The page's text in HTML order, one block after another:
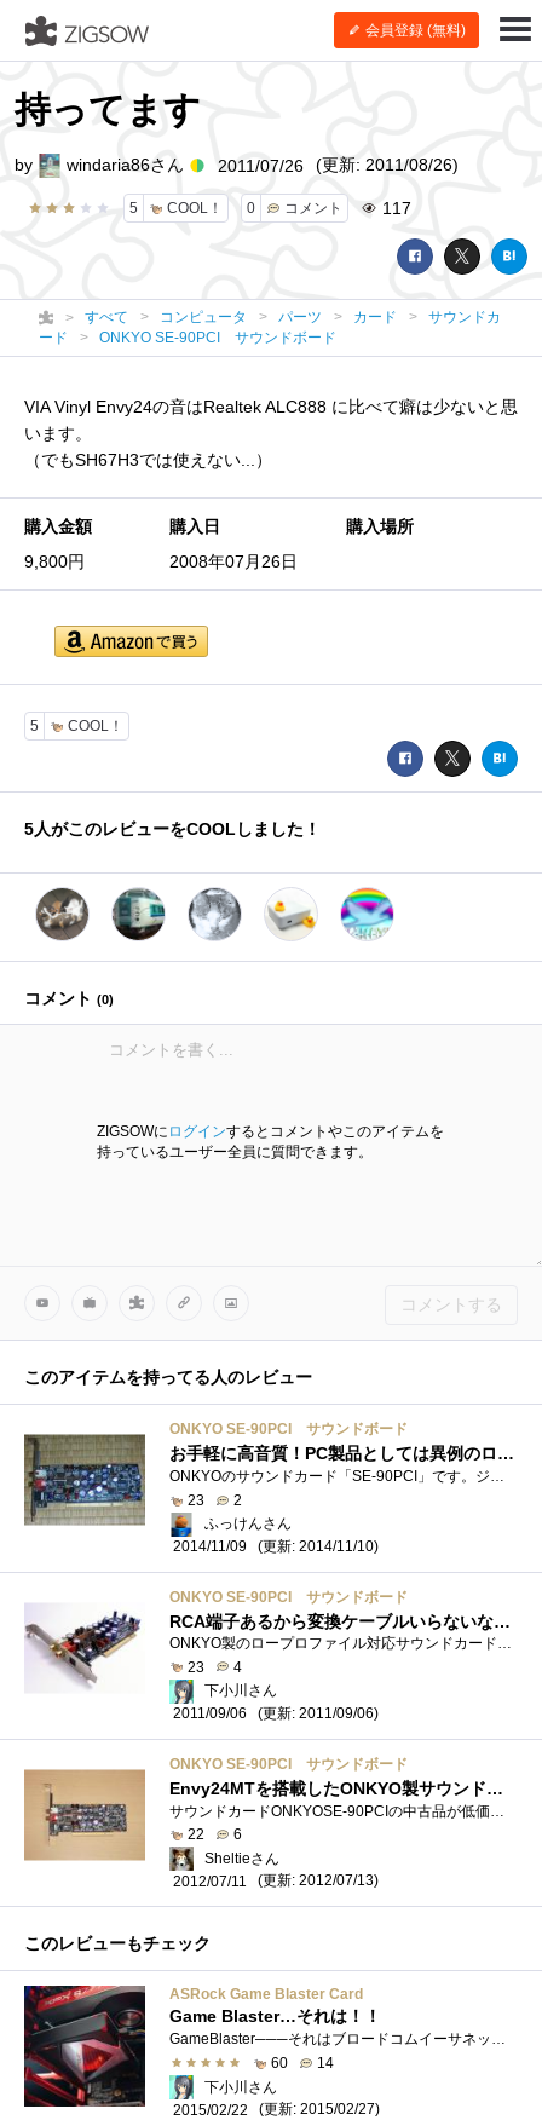
会員登録 (無料)
持ってます
5 COOL！ 0 コメント 117
by windaria86さん 2011/07/26 (更新: 2011/08/26)
すべて コンピュータ パーツ カード
サウンドカ
ード
ONKYO SE-90PCI サウンドボード
VIA Vinyl Envy24の音はRealtek ALC888 に比べて癖は少ないと思
います。
（でもSH67H3では使えない...）
購入金額
9,800円
購入日
2008年07月26日
購入場所
5 COOL！
5人がこのレビューをCOOLしました！
コメント (0)
ZIGSOWに ログインするとコメントやこのアイテムを
持っているユーザー全員に質問できます。
コメントする
このアイテムを持ってる人のレビュー
ONKYO SE-90PCI サウンドボード
お手軽に高音質！PC製品としては異例のロングセラーのサウンドカード(;＝ﾟωﾟ)＝333
ONKYOのサウンドカード「SE-90PCI」です。ジャンク市で売られていたので購入しました。【種類】サウンドカード【音源チップ】Envy24MT(VT1720T)【バス�...
23
2
ふっけんさん
2014/11/09
(更新: 2014/11/10)
ONKYO SE-90PCI サウンドボード
RCA端子あるから変換ケーブルいらないな！（選択理由
ONKYO製のロープロファイル対応サウンドカード。ロープロファイル基盤に所狭しと並ぶコンデンサと銅板、2ch出力に特化して入力は無し。お前らど...
23
4
下小川さん
2011/09/06
(更新: 2011/09/06)
ONKYO SE-90PCI サウンドボード
Envy24MTを搭載したONKYO製サウンドカード
22
6
Sheltieさん
2012/07/11
(更新: 2012/07/13)
このレビューもチェック
ASRock Game Blaster Card
Game Blaster…それは！！
GameBlaster───それはブロードコムイーサネットカードとクリエィティブサウンドコア3Dを組み合わせたまったくあたらしい拡張カード…ご覧の通�...
60
14
下小川さん
2015/02/22
(更新: 2015/02/27)